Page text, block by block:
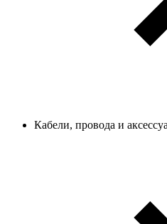
Кабели, провода и